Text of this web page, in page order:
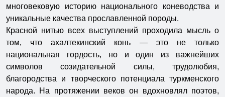
многовековую историю национального коневодства и
уникальные качества прославленной породы.
Красной нитью всех выступлений проходила мысль о
том, что ахалтекинский конь — это не только
национальная гордость, но и один из важнейших
символов созидательной силы, трудолюбия,
благородства и творческого потенциала туркменского
народа. На протяжении веков он вдохновлял поэтов,